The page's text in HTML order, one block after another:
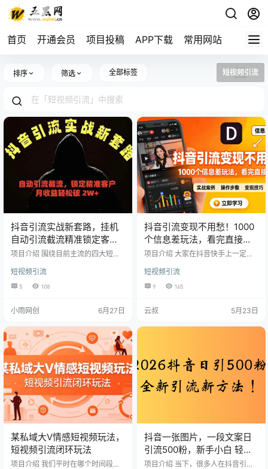
首页 开通会员 项目投稿 APP下载 常用网站
排序 筛选 全部标签 短视频引流
抖音引流实战新套路，挂机
自动引流截流精准锁定客
户，月收益破 2W+
项目介绍 围绕目前主流的四大短视
站），开发的一套软件工具，用于
采集各短视频平台潜在精准客户的
信息工作平台 解决问题： 1、帮助
限地域 2、帮助客户找客户的同时，
用户起号，养号，自动点赞评论 4、
自媒体用户自动引流，增加曝光
量，飞速涨粉。 5、可以快速采集客
对实体商户进行销…
短视频引流
5 108
小雨网创 6月27日
抖音引流变现不用愁！1000
个信息差玩法，看完直接上
手
项目介绍 大家在抖音快手上一定刷
类视频的特点是涨粉快，导流到私
域变现能力强，一天几千块钱的收
入＋引流上百人。具有视觉冲击的
让人很上头，下面这节课程就为大
短视频引流
9 165
云叔 5月23日
某私域大V情感短视频玩法，
短视频引流闭环玩法
项目介绍 我们平时在哪个时间段，
抖音一张图片，一段文案日
引流500粉，新手小白 轻松
上手
项目介绍 当下，很多人在抖音引流